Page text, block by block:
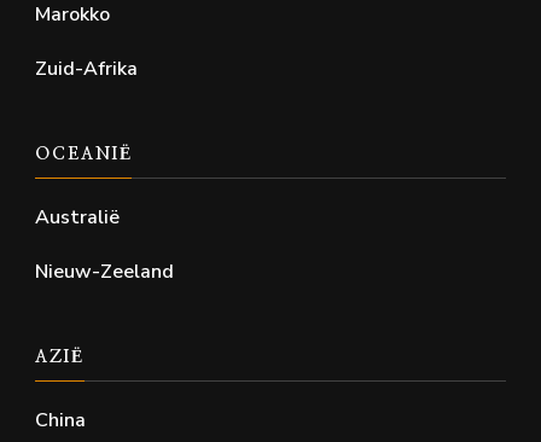
Marokko
Zuid-Afrika
OCEANIË
Australië
Nieuw-Zeeland
AZIË
China